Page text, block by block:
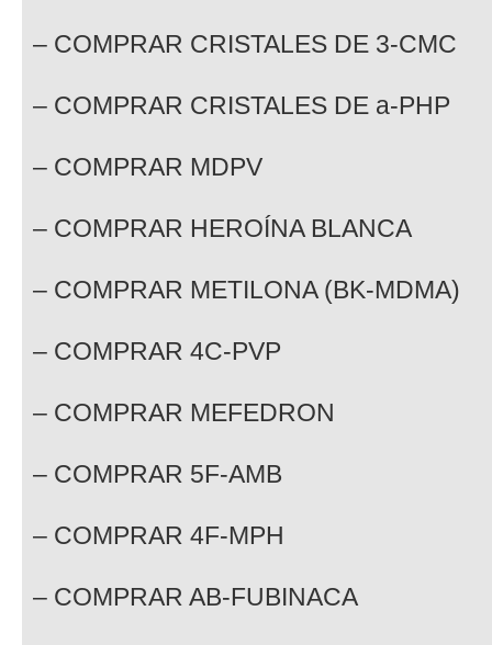
– COMPRAR CRISTALES DE 3-CMC
– COMPRAR CRISTALES DE a-PHP
– COMPRAR MDPV
– COMPRAR HEROÍNA BLANCA
– COMPRAR METILONA (BK-MDMA)
– COMPRAR 4C-PVP
– COMPRAR MEFEDRON
– COMPRAR 5F-AMB
– COMPRAR 4F-MPH
– COMPRAR AB-FUBINACA